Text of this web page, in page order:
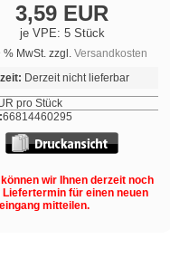
3,59 EUR
je VPE: 5 Stück
% MwSt. zzgl. Versandkosten
Derzeit nicht lieferbar
pro Stück
66814460295
wir Ihnen derzeit noch
Liefertermin für einen neuen
mitteilen.